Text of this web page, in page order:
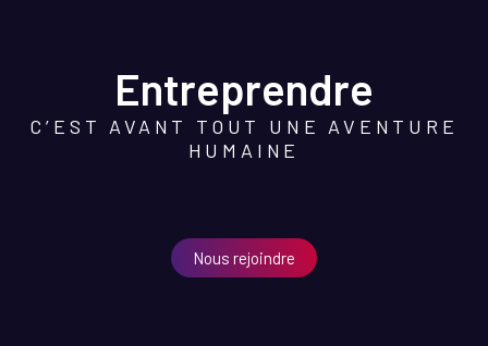
Entreprendre
C’EST AVANT TOUT UNE AVENTURE
HUMAINE
Nous rejoindre